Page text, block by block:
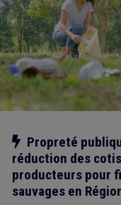
Notre action
Propreté
réduction des
producteurs pour
sauvages en